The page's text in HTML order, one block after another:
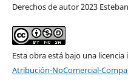
Derechos de autor 2023
Esta obra está bajo una
Atribución-NoComercial-